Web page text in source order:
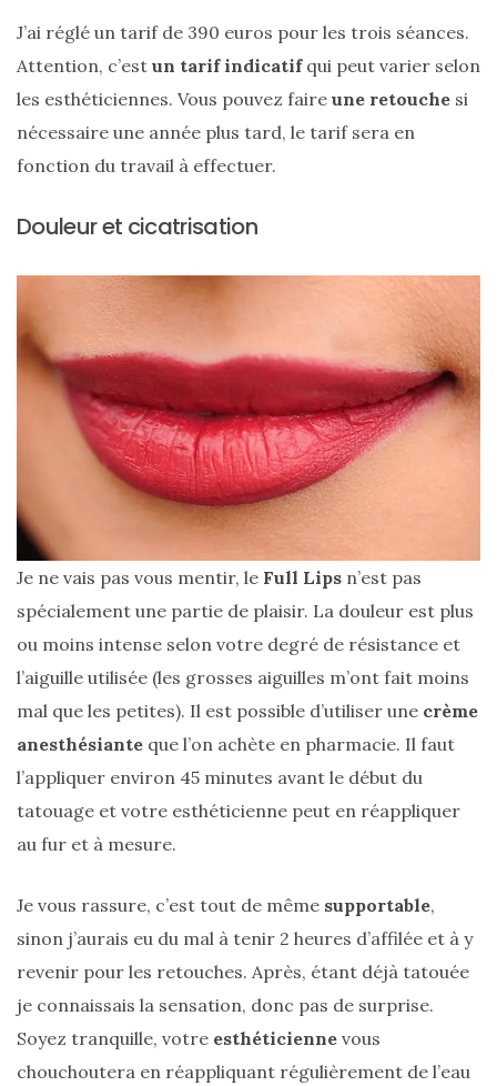
cuir
11/04/2026
Comparatif :
les
sacs
Monceau
et
Marly
Auguste,
lequel
choisir
?
CATÉGORIES
DU BLOG
Beauté
(640)
J’ai réglé un tarif de 390 euros pour les trois séances.
Attention, c’est un tarif indicatif qui peut varier selon
les esthéticiennes. Vous pouvez faire une retouche si
nécessaire une année plus tard, le tarif sera en
fonction du travail à effectuer.
Douleur et cicatrisation
Je ne vais pas vous mentir, le Full Lips n’est pas
spécialement une partie de plaisir. La douleur est plus
ou moins intense selon votre degré de résistance et
l’aiguille utilisée (les grosses aiguilles m’ont fait moins
mal que les petites). Il est possible d’utiliser une crème
anesthésiante que l’on achète en pharmacie. Il faut
l’appliquer environ 45 minutes avant le début du
tatouage et votre esthéticienne peut en réappliquer
au fur et à mesure.
Je vous rassure, c’est tout de même supportable,
sinon j’aurais eu du mal à tenir 2 heures d’affilée et à y
revenir pour les retouches. Après, étant déjà tatouée
je connaissais la sensation, donc pas de surprise.
Soyez tranquille, votre esthéticienne vous
chouchoutera en réappliquant régulièrement de l’eau